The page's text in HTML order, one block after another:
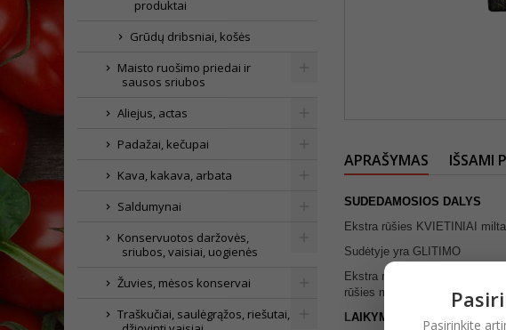
produktai
Grūdų dribsniai, košės
Maisto ruošimo priedai ir
sausos sriubos
Aliejus, actas
Padažai, kečupai
Kava, kakava, arbata
Saldumynai
Konservuotos daržovės,
sriubos, vaisiai, uogienės
Žuvies, mėsos konservai
Traškučiai, saulėgrąžos, riešutai,
APRAŠYMAS IŠSAMI
SUDEDAMOSIOS DALYS
Ekstra rūšies KVIETINIAI
Sudėtyje yra GLITIMO
Ekstra rūšies KVIETINIAI
rūšies miltai tinka trapiems
LAI KYMO SĄLYGOSPasirinkite